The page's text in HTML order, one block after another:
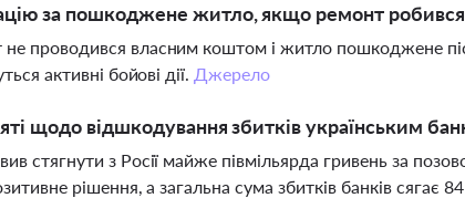
за пошкоджене житло, якщо ремонт
проводився власним коштом і житло пошкоджене
активні бойові дії. Джерело
щодо відшкодування збитків українським
стягнути з Росії майже півмільярда гривень за
рішення, а загальна сума збитків банків сягає